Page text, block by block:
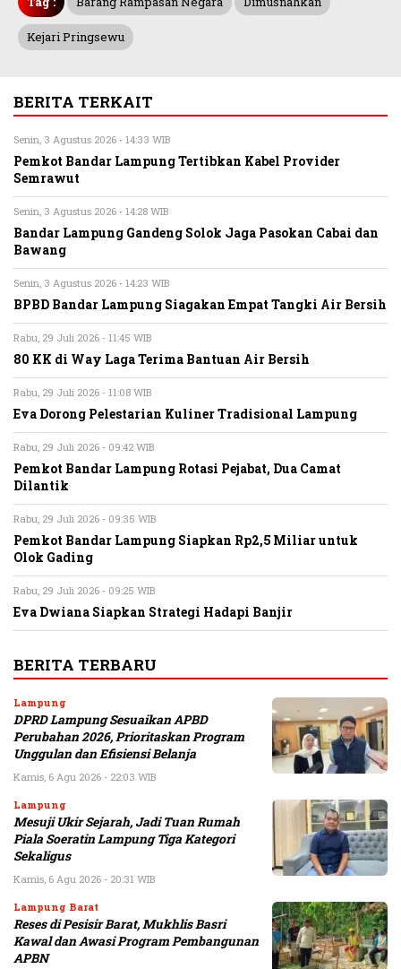
Kejari Pringsewu
BERITA TERKAIT
Senin, 3 Agustus 2026 - 14:33 WIB
Pemkot Bandar Lampung Tertibkan Kabel Provider
Semrawut
Senin, 3 Agustus 2026 - 14:28 WIB
Bandar Lampung Gandeng Solok Jaga Pasokan Cabai dan
Bawang
Senin, 3 Agustus 2026 - 14:23 WIB
BPBD Bandar Lampung Siagakan Empat Tangki Air Bersih
Rabu, 29 Juli 2026 - 11:45 WIB
80 KK di Way Laga Terima Bantuan Air Bersih
Rabu, 29 Juli 2026 - 11:08 WIB
Eva Dorong Pelestarian Kuliner Tradisional Lampung
Rabu, 29 Juli 2026 - 09:42 WIB
Pemkot Bandar Lampung Rotasi Pejabat, Dua Camat
Dilantik
Rabu, 29 Juli 2026 - 09:35 WIB
Pemkot Bandar Lampung Siapkan Rp2,5 Miliar untuk
Olok Gading
Rabu, 29 Juli 2026 - 09:25 WIB
Eva Dwiana Siapkan Strategi Hadapi Banjir
BERITA TERBARU
Lampung
DPRD Lampung Sesuaikan APBD
Perubahan 2026, Prioritaskan Program
Unggulan dan Efisiensi Belanja
Kamis, 6 Agu 2026 - 22:03 WIB
Lampung
Mesuji Ukir Sejarah, Jadi Tuan Rumah
Piala Soeratin Lampung Tiga Kategori
Sekaligus
Kamis, 6 Agu 2026 - 20:31 WIB
Lampung Barat
Reses di Pesisir Barat, Mukhlis Basri
Kawal dan Awasi Program Pembangunan
APBN